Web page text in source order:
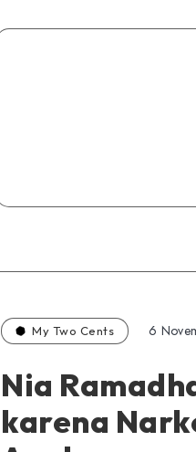
My Two Cents 6
Nia
karena